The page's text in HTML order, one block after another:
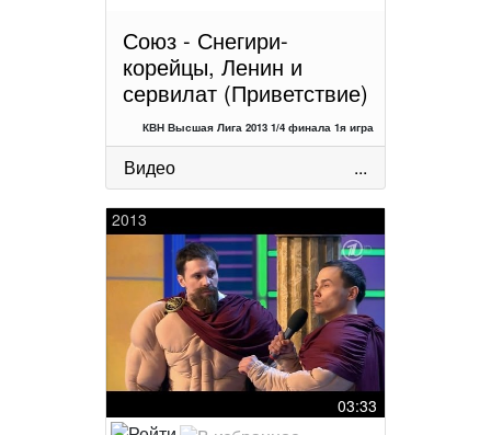
Союз - Снегири-
корейцы, Ленин и
сервилат (Приветствие)
КВН Высшая Лига 2013 1/4 финала 1я игра
Видео ...
2013
03:33